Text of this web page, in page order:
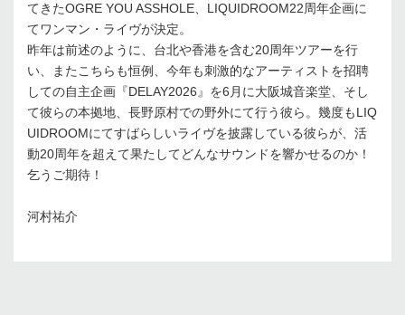
てきたOGRE YOU ASSHOLE、LIQUIDROOM22周年企画に
てワンマン・ライヴが決定。
昨年は前述のように、台北や香港を含む20周年ツアーを行
い、またこちらも恒例、今年も刺激的なアーティストを招聘
しての自主企画『DELAY2026』を6月に大阪城音楽堂、そし
て彼らの本拠地、長野原村での野外にて行う彼ら。幾度もLIQ
UIDROOMにてすばらしいライヴを披露している彼らが、活
動20周年を超えて果たしてどんなサウンドを響かせるのか！
乞うご期待！
河村祐介